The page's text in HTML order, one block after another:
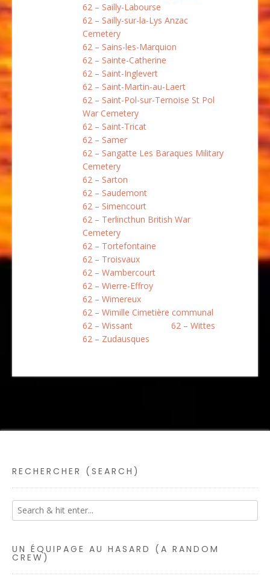
62 – Sailly-Labourse
62 – Sailly-sur-la-Lys Anzac
Cemetery
62 – Sains-les-Marquion
62 – Sainte-Catherine
62 – Saint-Inglevert
62 – Saint-Martin-au-Laert
62 – Saint-Pol-sur-Ternoise St Pol
War Cemetery
62 – Saint-Tricat
62 – Samer
62 – Sangatte Les Baraques Military
Cemetery
62 – Sarton
62 – Saudemont
62 – Simencourt
62 – Terlincthun British War
Cemetery
62 – Tortefontaine
62 – Troisvaux
62 – Wambercourt
62 – Wierre-Effroy
62 – Wimereux
62 – Wimille Cimetière communal
62 – Wissant
62 – Wittes
62 – Zudausques
RECHERCHER (SEARCH)
UN ÉQUIPAGE AU HASARD (A RANDOM
CREW)